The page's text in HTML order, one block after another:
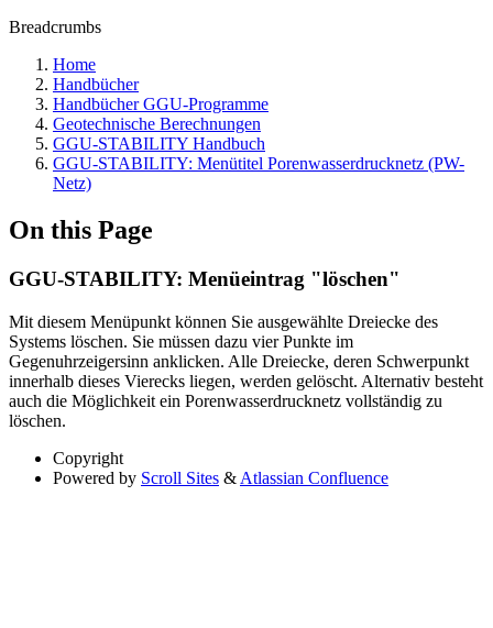
Breadcrumbs
Home
Handbücher
Handbücher GGU-Programme
Geotechnische Berechnungen
GGU-STABILITY Handbuch
GGU-STABILITY: Menütitel Porenwasserdrucknetz (PW-
Netz)
On this Page
GGU-STABILITY: Menüeintrag "löschen"
Mit diesem Menüpunkt können Sie ausgewählte Dreiecke des
Systems löschen. Sie müssen dazu vier Punkte im
Gegenuhrzeigersinn anklicken. Alle Dreiecke, deren Schwerpunkt
innerhalb dieses Vierecks liegen, werden gelöscht. Alternativ besteht
auch die Möglichkeit ein Porenwasserdrucknetz vollständig zu
löschen.
Copyright
Powered by Scroll Sites & Atlassian Confluence